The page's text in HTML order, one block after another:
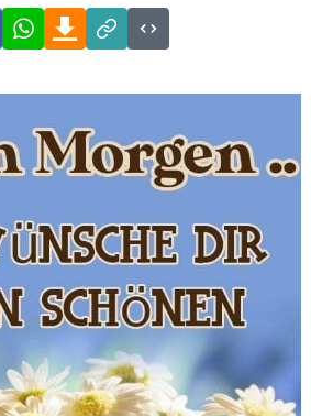
FacebookWhatsAppDownload
Link
Code